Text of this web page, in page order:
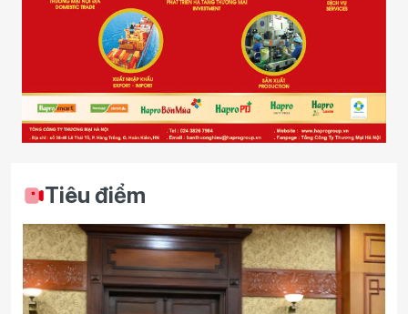
Tiêu điểm